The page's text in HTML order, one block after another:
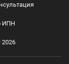
ИПН